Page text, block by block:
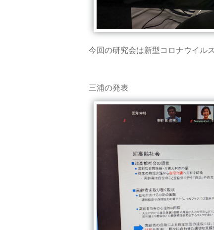
今回の研究会は新型コロナウイル
三浦の発表